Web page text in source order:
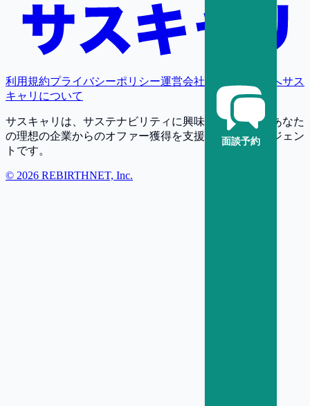
面談予約
利用規約プライバシーポリシー運営会社 採用担当者様へサス
キャリについて
サスキャリは、サステナビリティに興味・関心を持つあなた
の理想の企業からのオファー獲得を支援する転職エージェン
トです。
© 2026 REBIRTHNET, Inc.